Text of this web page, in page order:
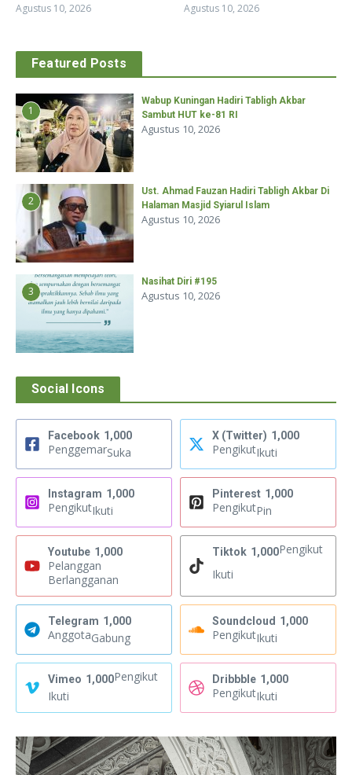
Agustus 10, 2026 Agustus 10, 2026
Featured Posts
1
Wabup Kuningan Hadiri Tabligh Akbar
Sambut HUT ke-81 RI
Agustus 10, 2026
2
Ust. Ahmad Fauzan Hadiri Tabligh Akbar Di
Halaman Masjid Syiarul Islam
Agustus 10, 2026
3
Nasihat Diri #195
Agustus 10, 2026
Social Icons
Facebook 1,000
PenggemarSuka
X (Twitter) 1,000
PengikutIkuti
Instagram 1,000
PengikutIkuti
Pinterest 1,000
PengikutPin
Youtube 1,000
Pelanggan
Berlangganan
Tiktok 1,000Pengikut
Ikuti
Telegram 1,000
AnggotaGabung
Soundcloud 1,000
PengikutIkuti
Vimeo 1,000Pengikut
Ikuti
Dribbble 1,000
PengikutIkuti